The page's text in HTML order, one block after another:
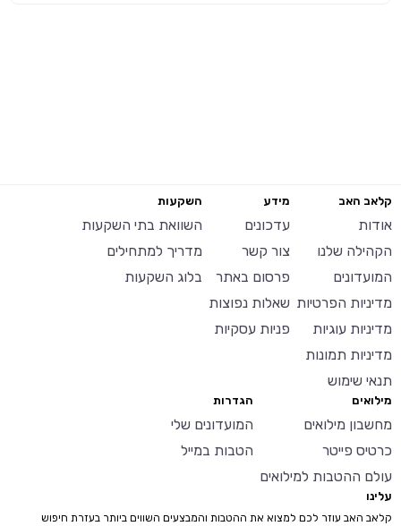
קלאב האב
אודות
הקהילה שלנו
המועדונים
מדיניות הפרטיות
מדיניות עוגיות
מדיניות תמונות
תנאי שימוש
מידע
עדכונים
צור קשר
פרסום באתר
שאלות נפוצות
פניות עסקיות
השקעות
השוואת בתי השקעות
מדריך למתחילים
בלוג השקעות
מילואים
מחשבון מילואים
כרטיס פייטר
עולם ההטבות למילואים
הגדרות
המועדונים שלי
הטבות במייל
עלינו
קלאב האב עוזר לכם למצוא את ההטבות והמבצעים השווים ביותר בעזרת חיפוש